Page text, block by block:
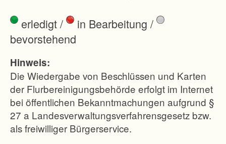
erledigt/ in Bearbeitung /
bevorstehend
Hinweis:
Die Wiedergabe von Beschlüssen und Karten
der Flurbereinigungsbehörde erfolgt im Internet
bei öffentlichen Bekanntmachungen aufgrund §
27 a Landesverwaltungsverfahrensgesetz bzw.
als freiwilliger Bürgerservice.